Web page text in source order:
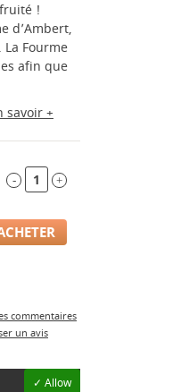
!
d’Ambert,
Fourme
afin que
savoir +
- +
commentaires
un avis
✓ Allow